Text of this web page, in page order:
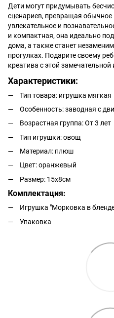
Дети могут придумывать
сценариев, превращая
увлекательное и
и компактная, она идеально
дома, а также станет
прогулках. Подарите своему
креатива с этой замечательной
Характеристики:
Тип товара: игрушка мягкая
Особенность: заводная с
Возрастная группа: От 3 лет
Тип игрушки: овощ
Материал: плюш
Цвет: оранжевый
Размер: 15х8см
Комплектация:
Игрушка "Морковка в
Упаковка